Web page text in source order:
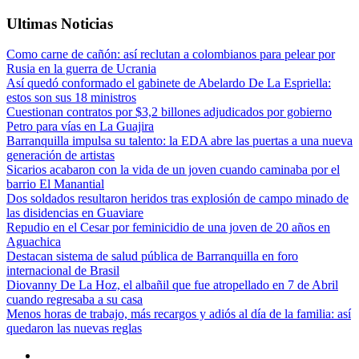
Ultimas Noticias
Como carne de cañón: así reclutan a colombianos para pelear por
Rusia en la guerra de Ucrania
Así quedó conformado el gabinete de Abelardo De La Espriella:
estos son sus 18 ministros
Cuestionan contratos por $3,2 billones adjudicados por gobierno
Petro para vías en La Guajira
Barranquilla impulsa su talento: la EDA abre las puertas a una nueva
generación de artistas
Sicarios acabaron con la vida de un joven cuando caminaba por el
barrio El Manantial
Dos soldados resultaron heridos tras explosión de campo minado de
las disidencias en Guaviare
Repudio en el Cesar por feminicidio de una joven de 20 años en
Aguachica
Destacan sistema de salud pública de Barranquilla en foro
internacional de Brasil
Diovanny De La Hoz, el albañil que fue atropellado en 7 de Abril
cuando regresaba a su casa
Menos horas de trabajo, más recargos y adiós al día de la familia: así
quedaron las nuevas reglas